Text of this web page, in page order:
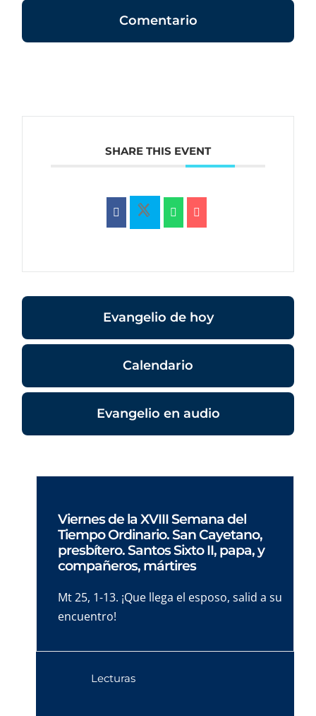
Comentario
SHARE THIS EVENT
Evangelio de hoy
Calendario
Evangelio en audio
Viernes de la XVIII Semana del
Tiempo Ordinario. San Cayetano,
presbítero. Santos Sixto II, papa, y
compañeros, mártires
Mt 25, 1-13. ¡Que llega el esposo, salid a su
encuentro!
Lecturas